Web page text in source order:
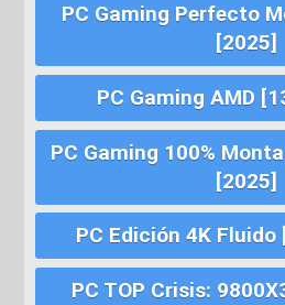
PC Gaming Perfecto
[2025]
PC Gaming AMD
PC Gaming 100%
[2025]
PC Edición 4K Fluido
PC TOP Crisis: